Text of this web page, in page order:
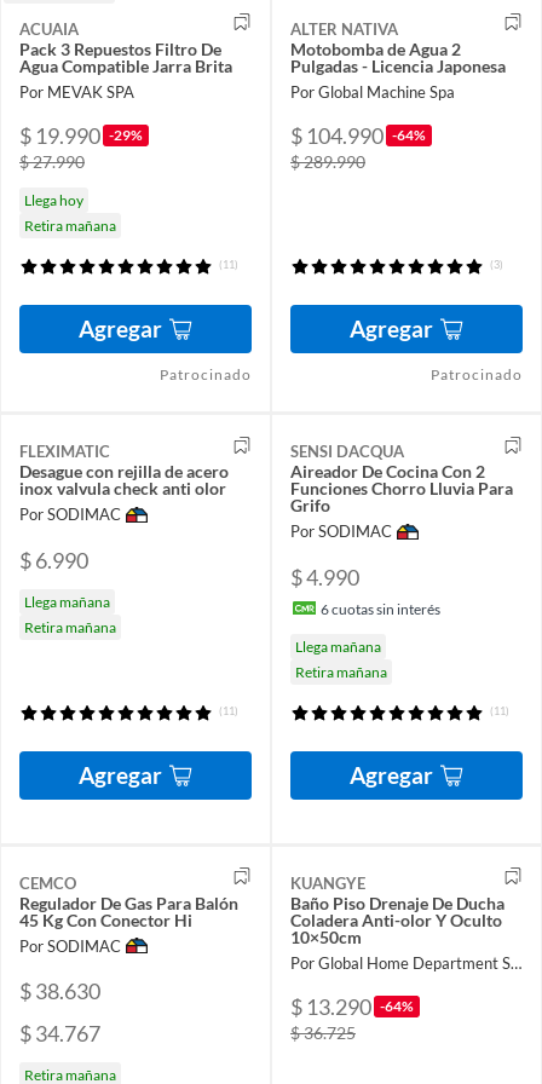
ACUAIA
Pack 3 Repuestos Filtro De
Agua Compatible Jarra Brita
Por MEVAK SPA
$ 19.990 -29%
$ 27.990
Llega hoy
Retira mañana
(11)
Agregar
Patrocinado
ALTER NATIVA
Motobomba de Agua 2
Pulgadas - Licencia Japonesa
Por Global Machine Spa
$ 104.990 -64%
$ 289.990
(3)
Agregar
Patrocinado
FLEXIMATIC
Desague con rejilla de acero
inox valvula check anti olor
Por SODIMAC
$ 6.990
Llega mañana
Retira mañana
(11)
Agregar
SENSI DACQUA
Aireador De Cocina Con 2
Funciones Chorro Lluvia Para
Grifo
Por SODIMAC
$ 4.990
6cuotas sin interés
Llega mañana
Retira mañana
(11)
Agregar
CEMCO
Regulador De Gas Para Balón
45 Kg Con Conector Hi
Por SODIMAC
$ 38.630
$ 34.767
Retira mañana
KUANGYE
Baño Piso Drenaje De Ducha
Coladera Anti-olor Y Oculto
10×50cm
Por Global Home Department Store
$ 13.290 -64%
$ 36.725